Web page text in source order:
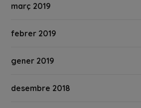
març 2019
febrer 2019
gener 2019
desembre 2018